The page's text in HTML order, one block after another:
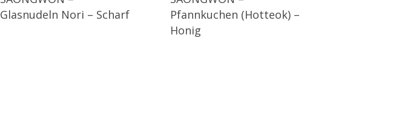
Glasnudeln Nori – Scharf
Pfannkuchen (Hotteok) –
Honig